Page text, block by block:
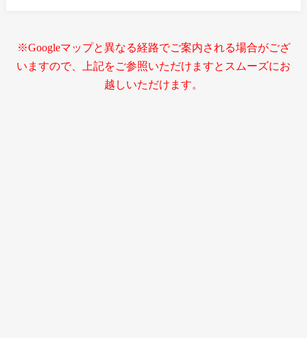
※Googleマップと異なる経路でご案内される場合がござ
いますので、上記をご参照いただけますとスムーズにお
越しいただけます。